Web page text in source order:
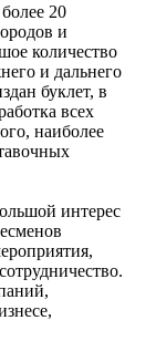
20
и
количество
и дальнего
буклет, в
всех
наиболее
интерес